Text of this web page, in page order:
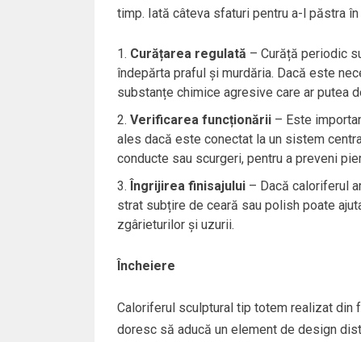
timp. Iată câteva sfaturi pentru a-l păstra în
Curățarea regulată – Curăță periodic
îndepărta praful și murdăria. Dacă este
substanțe chimice agresive care ar putea
Verificarea funcționării– Este
ales dacă este conectat la un sistem
conducte sau scurgeri, pentru a preveni
Îngrijirea finisajului– Dacă caloriferul
strat subțire de ceară sau polish poate
zgârieturilor și uzurii.
Încheiere
Caloriferul sculptural tip totem realizat din
doresc să aducă un element de design